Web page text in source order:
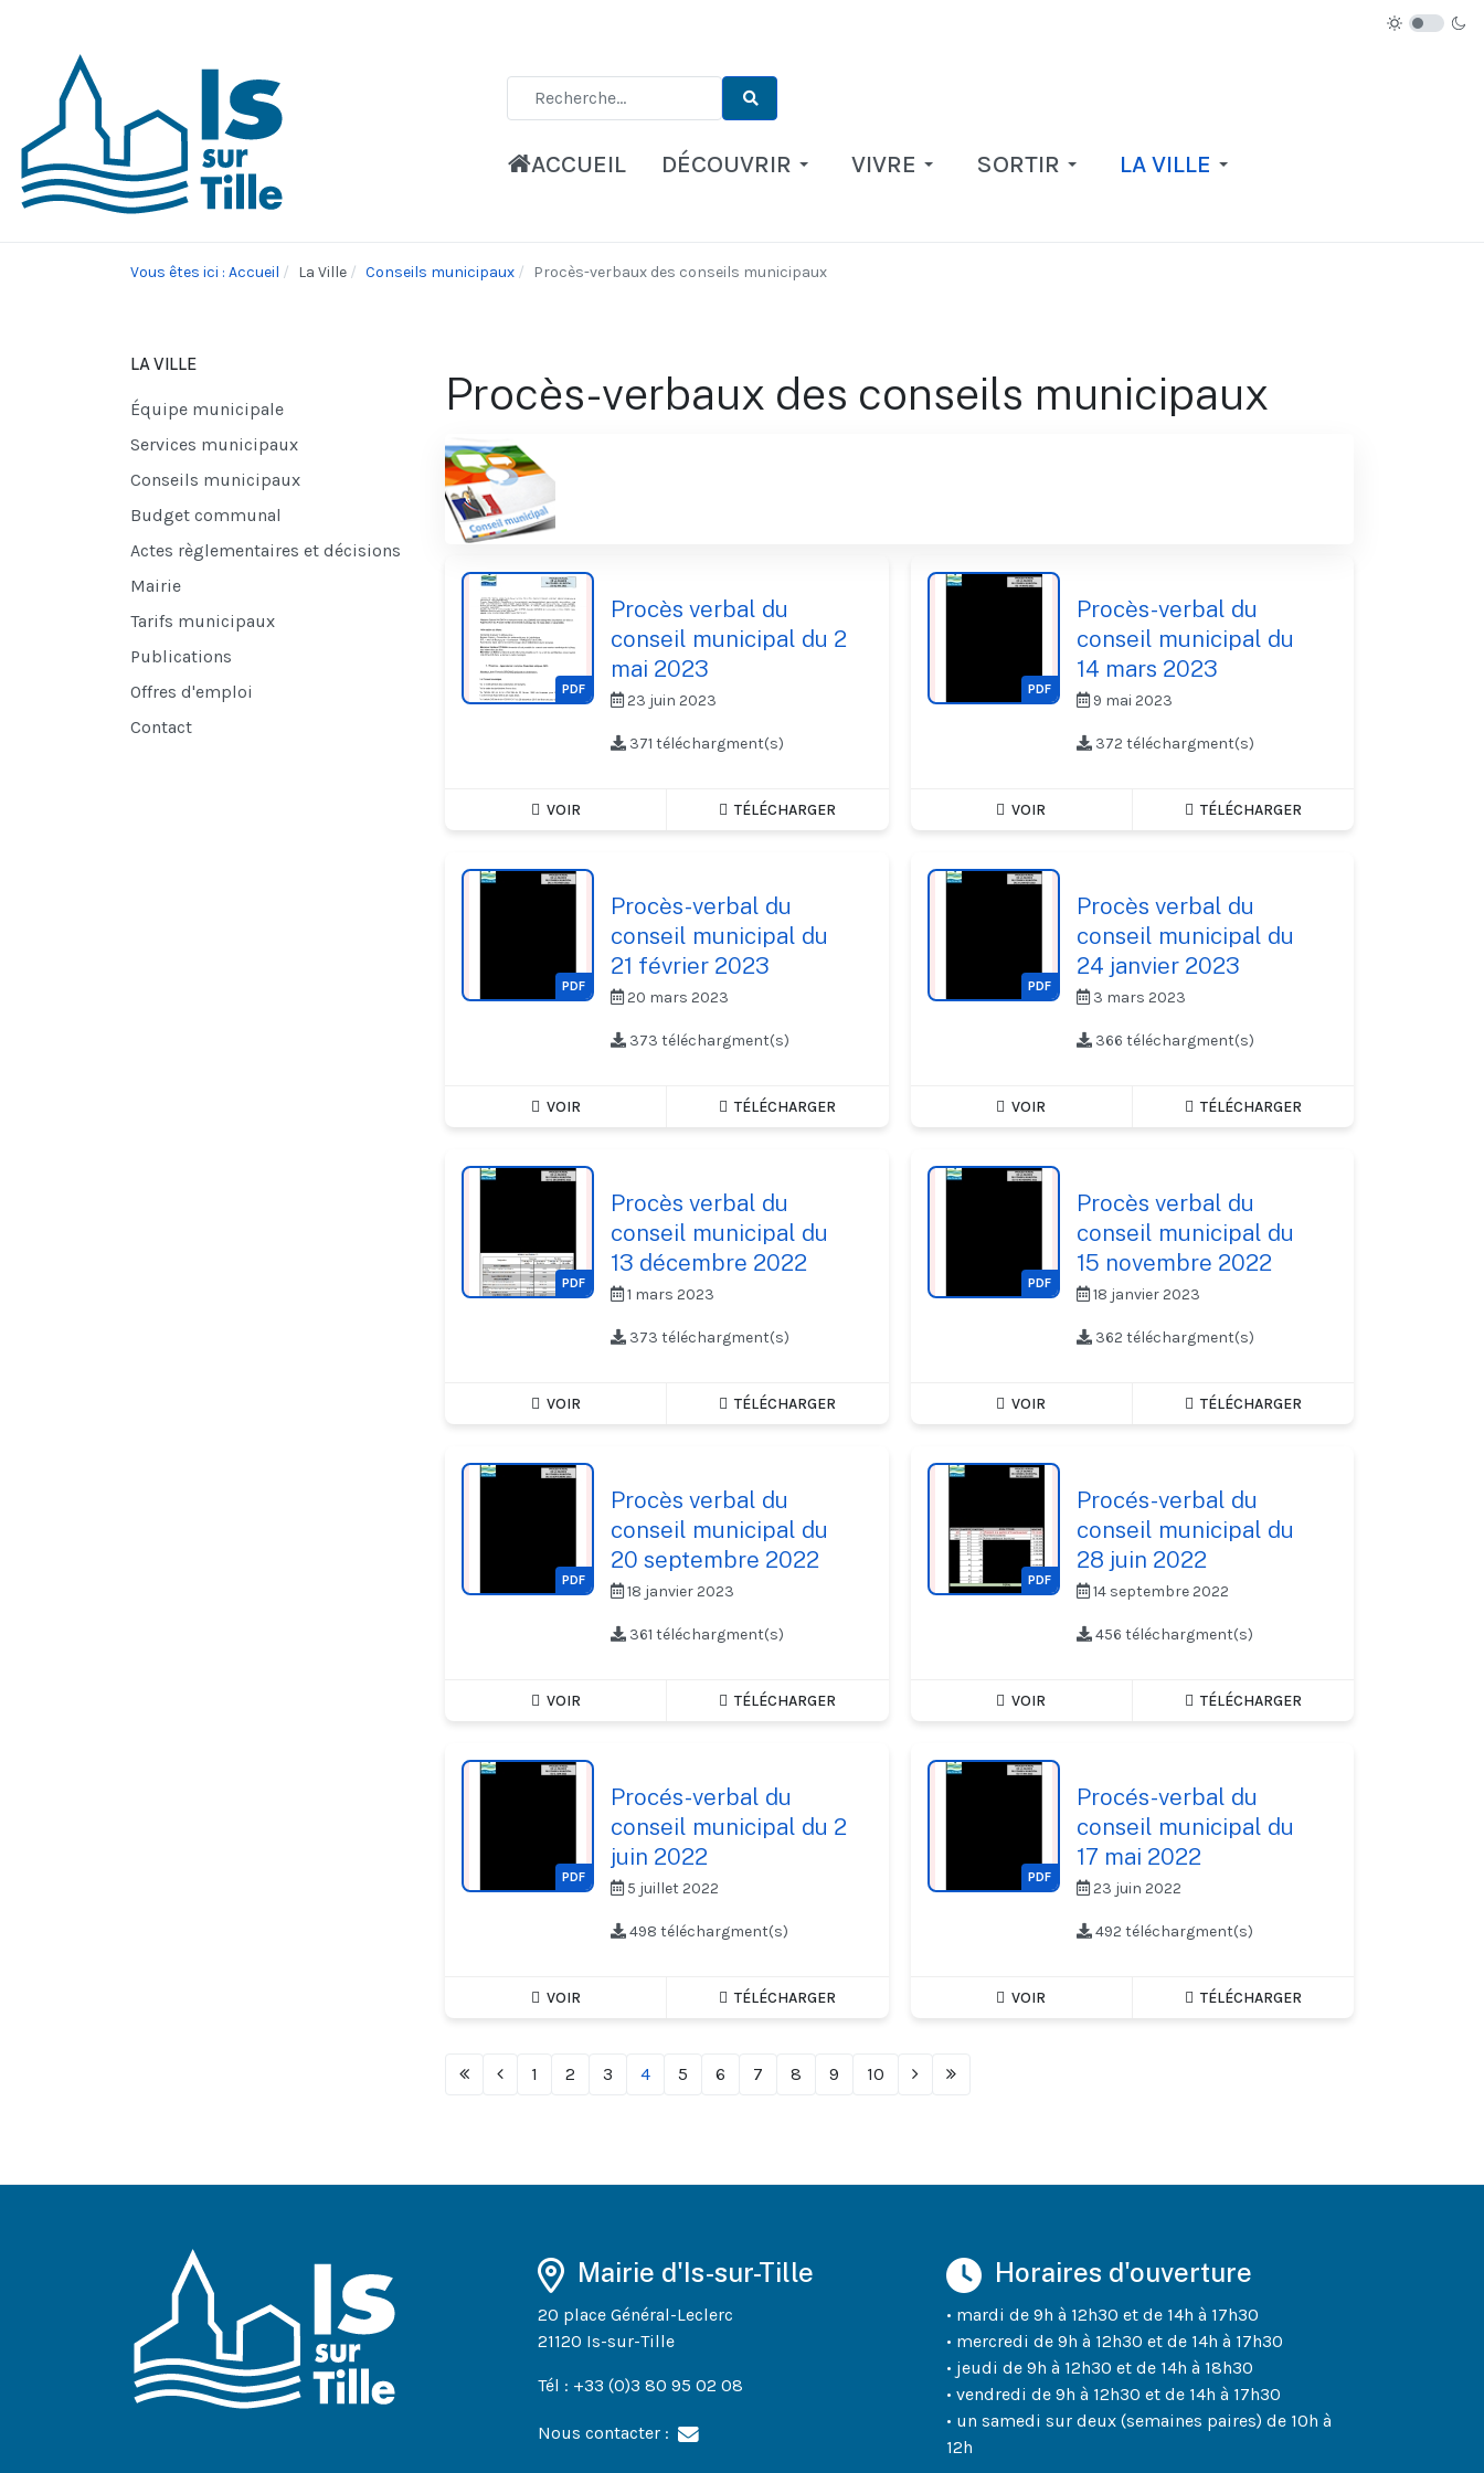
ACCUEIL DÉCOUVRIR VIVRE SORTIR LA VILLE
Vous êtes ici : Accueil La Ville Conseils municipaux Procès-verbaux des conseils municipaux
Procès-verbaux des conseils municipaux
PDF
Procès verbal du
conseil municipal du 2
mai 2023
23 juin 2023
371 téléchargment(s)
VOIR TÉLÉCHARGER
PDF
Procès-verbal du
conseil municipal du
14 mars 2023
9 mai 2023
372 téléchargment(s)
VOIR TÉLÉCHARGER
PDF
Procès-verbal du
conseil municipal du
21 février 2023
20 mars 2023
373 téléchargment(s)
VOIR TÉLÉCHARGER
PDF
Procès verbal du
conseil municipal du
24 janvier 2023
3 mars 2023
366 téléchargment(s)
VOIR TÉLÉCHARGER
PDF
Procès verbal du
conseil municipal du
13 décembre 2022
1 mars 2023
373 téléchargment(s)
VOIR TÉLÉCHARGER
PDF
Procès verbal du
conseil municipal du
15 novembre 2022
18 janvier 2023
362 téléchargment(s)
VOIR TÉLÉCHARGER
PDF
Procès verbal du
conseil municipal du
20 septembre 2022
18 janvier 2023
361 téléchargment(s)
VOIR TÉLÉCHARGER
PDF
Procés-verbal du
conseil municipal du
28 juin 2022
14 septembre 2022
456 téléchargment(s)
VOIR TÉLÉCHARGER
PDF
Procés-verbal du
conseil municipal du 2
juin 2022
5 juillet 2022
498 téléchargment(s)
VOIR TÉLÉCHARGER
PDF
Procés-verbal du
conseil municipal du
17 mai 2022
23 juin 2022
492 téléchargment(s)
VOIR TÉLÉCHARGER
1 2 3 4 5 6 7 8 9 10
LA VILLE
Équipe municipale
Services municipaux
Conseils municipaux
Budget communal
Actes règlementaires et décisions
Mairie
Tarifs municipaux
Publications
Offres d'emploi
Contact
Mairie d'Is-sur-Tille
20 place Général-Leclerc
21120 Is-sur-Tille
Tél : +33 (0)3 80 95 02 08
Nous contacter :
Horaires d'ouverture
• mardi de 9h à 12h30 et de 14h à 17h30
• mercredi de 9h à 12h30 et de 14h à 17h30
• jeudi de 9h à 12h30 et de 14h à 18h30
• vendredi de 9h à 12h30 et de 14h à 17h30
• un samedi sur deux (semaines paires) de 10h à
12h